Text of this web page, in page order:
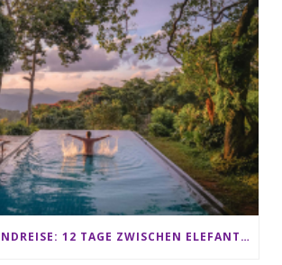
SRI LANKA RUNDREISE: 12 TAGE ZWISCHEN ELEFANTEN, TEEPLANTAGEN & STRAND ALS FAMILIE